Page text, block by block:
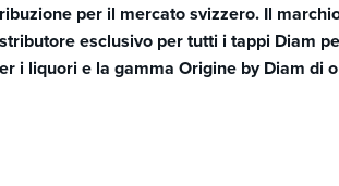
per il mercato svizzero. Il
esclusivo per tutti i tappi Diam
i liquori e la gamma Origine by Diam di